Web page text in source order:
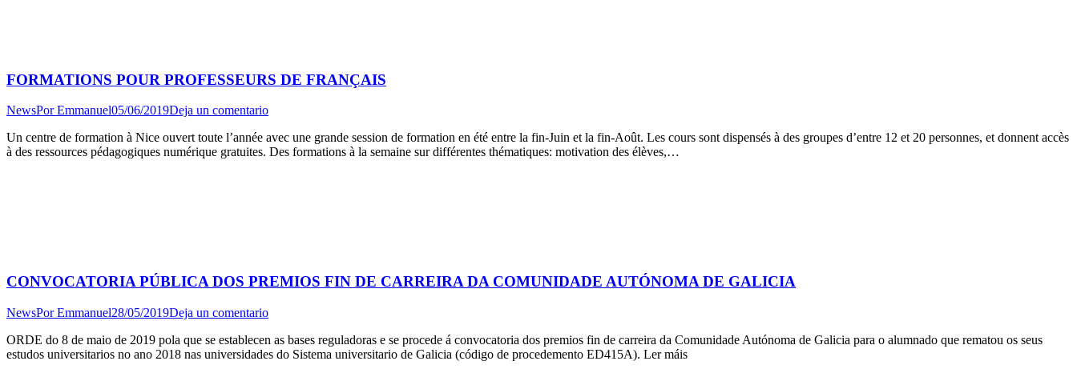
FORMATIONS POUR PROFESSEURS DE FRANÇAIS
NewsPorEmmanuel05/06/2019Deja un comentario
Un centre de formation à Nice ouvert toute l’année avec une grande session de formation en été entre la fin-Juin et la fin-Août. Les cours sont dispensés à des groupes d’entre 12 et 20 personnes, et donnent accès
à des ressources pédagogiques numérique gratuites. Des formations à la semaine sur différentes thématiques: motivation des élèves,…
CONVOCATORIA PÚBLICA DOS PREMIOS FIN DE CARREIRA DA COMUNIDADE AUTÓNOMA DE GALICIA
NewsPorEmmanuel28/05/2019Deja un comentario
ORDE do 8 de maio de 2019 pola que se establecen as bases reguladoras e se procede á convocatoria dos premios fin de carreira da Comunidade Autónoma de Galicia para o alumnado que rematou os seus
estudos universitarios no ano 2018 nas universidades do Sistema universitario de Galicia (código de procedemento ED415A). Ler máis